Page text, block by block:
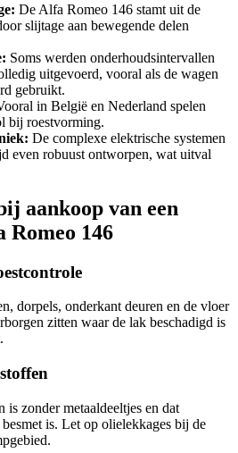
De Alfa Romeo 146 stamt uit de
slijtage aan bewegende delen
Soms werden onderhoudsintervallen
uitgevoerd, vooral als de wagen
gebruikt.
in België en Nederland spelen
bij roestvorming.
De complexe elektrische systemen
even robuust ontworpen, wat uitval
aankoop van een
Romeo 146
dorpels, onderkant deuren en de vloer
zitten waar de lak beschadigd is
zonder metaaldeeltjes en dat
is. Let op olielekkages bij de